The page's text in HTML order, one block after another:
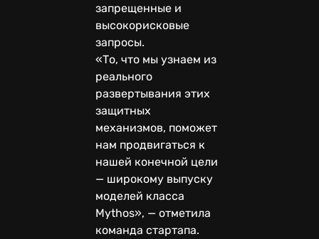
запрещенные и
высокорисковые
запросы.
«То, что мы узнаем из
реального
развертывания этих
защитных
механизмов, поможет
нам продвигаться к
нашей конечной цели
— широкому выпуску
моделей класса
Mythos», — отметила
команда стартапа.